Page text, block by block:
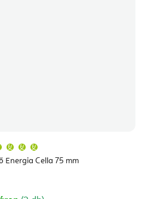
Energia Cella 75 mm
átlagos
értékelése
csillag.